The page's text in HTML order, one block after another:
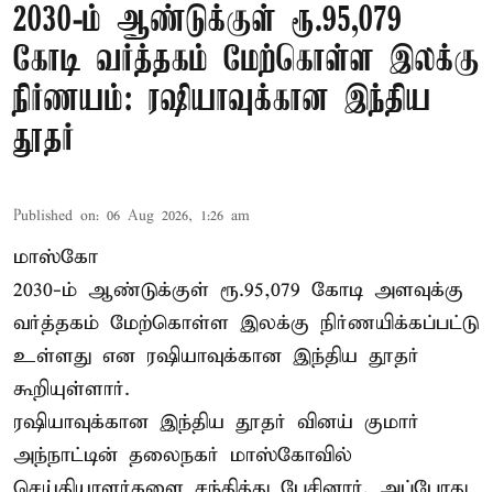
2030-ம் ஆண்டுக்குள் ரூ.95,079
கோடி வர்த்தகம் மேற்கொள்ள இலக்கு
நிர்ணயம்: ரஷியாவுக்கான இந்திய
தூதர்
Published on: 06 Aug 2026, 1:26 am
மாஸ்கோ
2030-ம் ஆண்டுக்குள் ரூ.95,079 கோடி அளவுக்கு
வர்த்தகம் மேற்கொள்ள இலக்கு நிர்ணயிக்கப்பட்டு
உள்ளது என ரஷியாவுக்கான இந்திய தூதர்
கூறியுள்ளார்.
ரஷியாவுக்கான இந்திய தூதர் வினய் குமார்
அந்நாட்டின் தலைநகர் மாஸ்கோவில்